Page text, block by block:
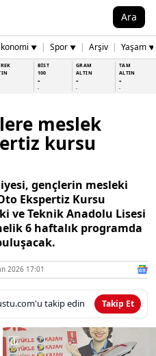
Ara
▼ | Spor ▼ | Arşiv | Yaşam ▼
BİST
100
-
-
GRAM
ALTIN
-
-
TAM
ALTIN
-
-
meslek
kursu
gençlerin mesleki
Ekspertiz Kursu
ve Teknik Anadolu Lisesi
6 haftalık programda
2026 17:01
takip edin Takip Et